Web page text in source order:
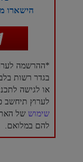
הישארו
בגדר רשות
או לגישה
לערוץ תיחשב
שימוש של
להם במלואם.